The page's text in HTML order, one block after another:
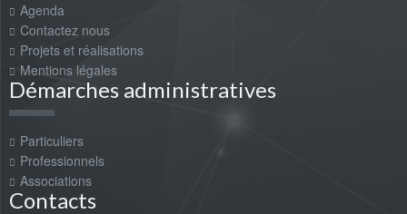
Agenda
Contactez nous
Projets et réalisations
Mentions légales
Démarches administratives
Particuliers
Professionnels
Associations
Contacts